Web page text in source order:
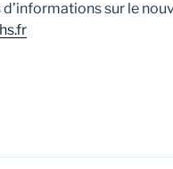
d’informations sur le